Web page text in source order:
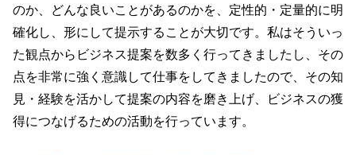
のか、どんな良いことがあるのかを、定性的・定量的に明
確化し、形にして提示することが大切です。私はそういっ
た観点からビジネス提案を数多く行ってきましたし、その
点を非常に強く意識して仕事をしてきましたので、その知
見・経験を活かして提案の内容を磨き上げ、ビジネスの獲
得につなげるための活動を行っています。